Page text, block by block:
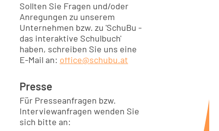
Sollten Sie Fragen und/oder
Anregungen zu unserem
Unternehmen bzw. zu 'SchuBu -
das interaktive Schulbuch'
haben, schreiben Sie uns eine
E-Mail an: office@schubu.at
Presse
Für Presseanfragen bzw.
Interviewanfragen wenden Sie
sich bitte an: